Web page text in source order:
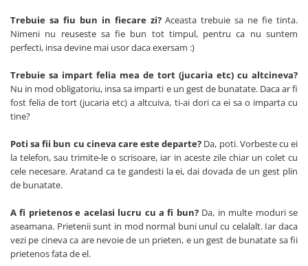
Trebuie sa fiu bun in fiecare zi?Aceasta trebuie sa ne fie tinta.
Nimeni nu reuseste sa fie bun tot timpul, pentru ca nu suntem
perfecti, insa devine mai usor daca exersam :)
Trebuie sa impart felia mea de tort (jucaria etc) cu altcineva?
Nu in mod obligatoriu, insa sa imparti e un gest de bunatate. Daca ar fi
fost felia de tort (jucaria etc) a altcuiva, ti-ai dori ca ei sa o imparta cu
tine?
Poti sa fii bun cu cineva care este departe? Da, poti. Vorbeste cu ei
la telefon, sau trimite-le o scrisoare, iar in aceste zile chiar un colet cu
cele necesare. Aratand ca te gandesti la ei, dai dovada de un gest plin
de bunatate.
A fi prietenos e acelasi lucru cu a fi bun?Da, in multe moduri se
aseamana. Prietenii sunt in mod normal buni unul cu celalalt. Iar daca
vezi pe cineva ca are nevoie de un prieten, e un gest de bunatate sa fii
prietenos fata de el.